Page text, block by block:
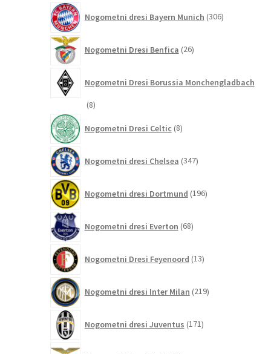
Nogometni dresi Bayern Munich 306izdelkov
Nogometni Dresi Benfica 26izdelkov
Nogometni Dresi Borussia Monchengladbach
88
Nogometni Dresi Celtic 8izdelkov
Nogometni dresi Chelsea 347izdelkov
Nogometni dresi Dortmund 196izdelkov
Nogometni dresi Everton 68izdelkov
Nogometni Dresi Feyenoord 13izdelkov
Nogometni dresi Inter Milan 219izdelkov
Nogometni dresi Juventus 171izdelkov